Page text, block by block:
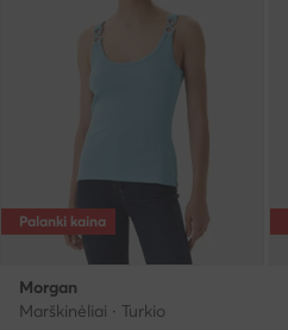
Palanki kaina
Morgan
Marškinėliai · Turkio